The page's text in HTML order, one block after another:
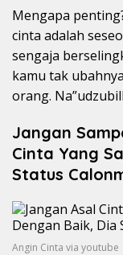
Mengapa
cinta adalah
sengaja
kamu tak
orang.
Jangan
Cinta Yang
Status
Angin Cinta via youtube